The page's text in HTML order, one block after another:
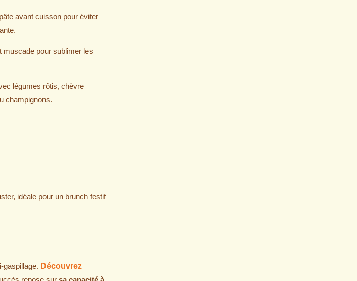
avant cuisson pour éviter
muscade pour sublimer les
légumes rôtis, chèvre
champignons.
idéale pour un brunch festif
gaspillage. Découvrez